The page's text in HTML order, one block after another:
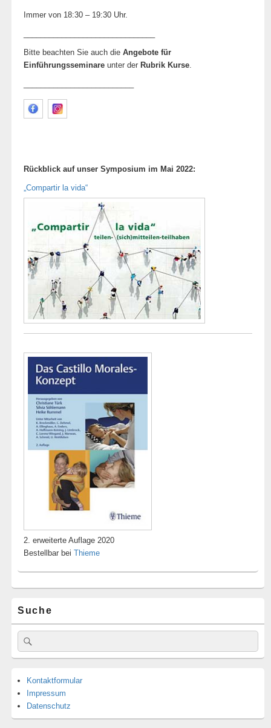
Immer von 18:30 – 19:30 Uhr.
Bitte beachten Sie auch dieAngebote für
Einführungsseminare unter der Rubrik Kurse.
Rückblick auf unser Symposium im Mai 2022:
„Compartir la vida“
2. erweiterte Auflage 2020
Bestellbar beiThieme
Suche
Suche
nach:
Kontaktformular
Impressum
Datenschutz